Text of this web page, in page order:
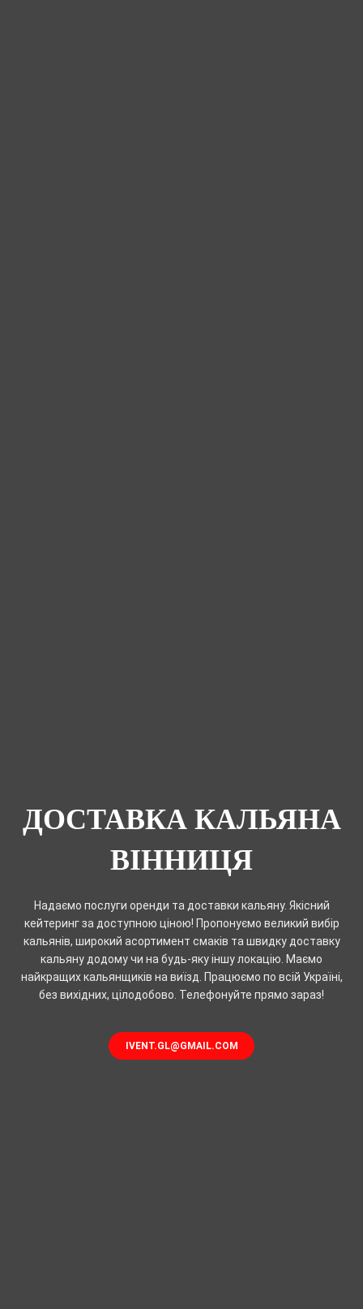
ДОСТАВКА КАЛЬЯНА
ВІННИЦЯ
Надаємо послуги оренди та доставки кальяну. Якісний
кейтеринг за доступною ціною! Пропонуємо великий вибір
кальянів, широкий асортимент смаків та швидку доставку
кальяну додому чи на будь-яку іншу локацію. Маємо
найкращих кальянщиків на виїзд. Працюємо по всій Україні,
без вихідних, цілодобово. Телефонуйте прямо зараз!
IVENT.GL@GMAIL.COM